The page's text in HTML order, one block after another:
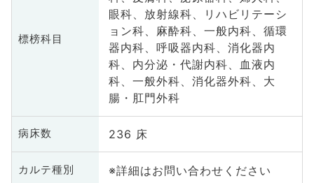
標榜科目
眼科、放射線科、リハビリテーシ
ョン科、麻酔科、一般内科、循環
器内科、呼吸器内科、消化器内
科、内分泌・代謝内科、血液内
科、一般外科、消化器外科、大
腸・肛門外科
病床数 236 床
カルテ種別 ※詳細はお問い合わせください